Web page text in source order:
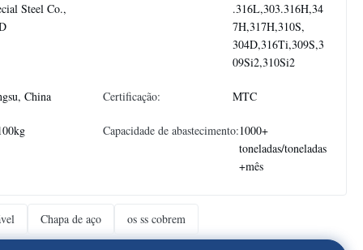
Steel Co.,
.316L,303.316H,34
7H,317H,310S,
304D,316Ti,309S,3
09Si2,310Si2
China Certificação: MTC
Capacidade de abastecimento:1000+
toneladas/toneladas
+mês
Chapa de aço os ss cobrem